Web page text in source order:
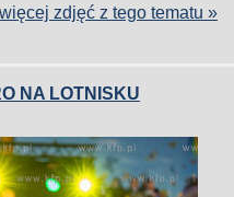
więcej zdjęć z tego tematu »
NA LOTNISKU